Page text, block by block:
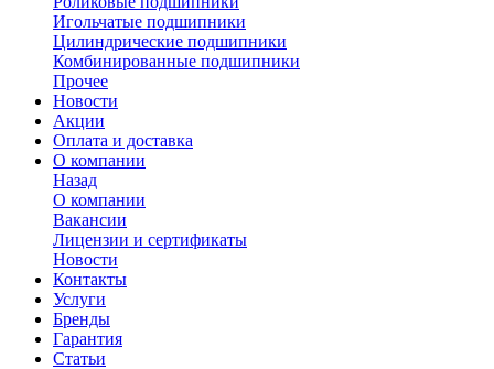
Игольчатые подшипники
Цилиндрические подшипники
Комбинированные подшипники
Прочее
Новости
Акции
Оплата и доставка
О компании
Назад
О компании
Вакансии
Лицензии и сертификаты
Новости
Контакты
Услуги
Бренды
Гарантия
Статьи